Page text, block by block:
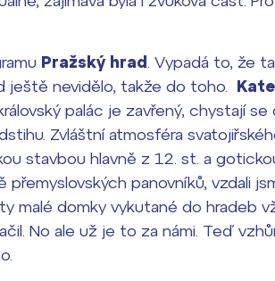
Pražský hrad . Vypadá to, že
ještě nevidělo, takže do toho.
palác je zavřený, chystají se
Zvláštní atmosféra
stavbou hlavně z 12. st. a
panovníků, vzdali
malé domky vykutané do hradeb
No ale už je to za námi. Teď